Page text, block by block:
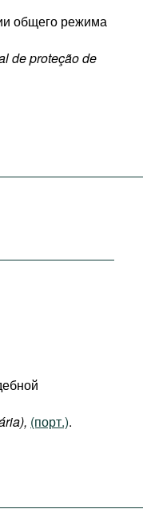
общего режима
de proteção de
(порт.).